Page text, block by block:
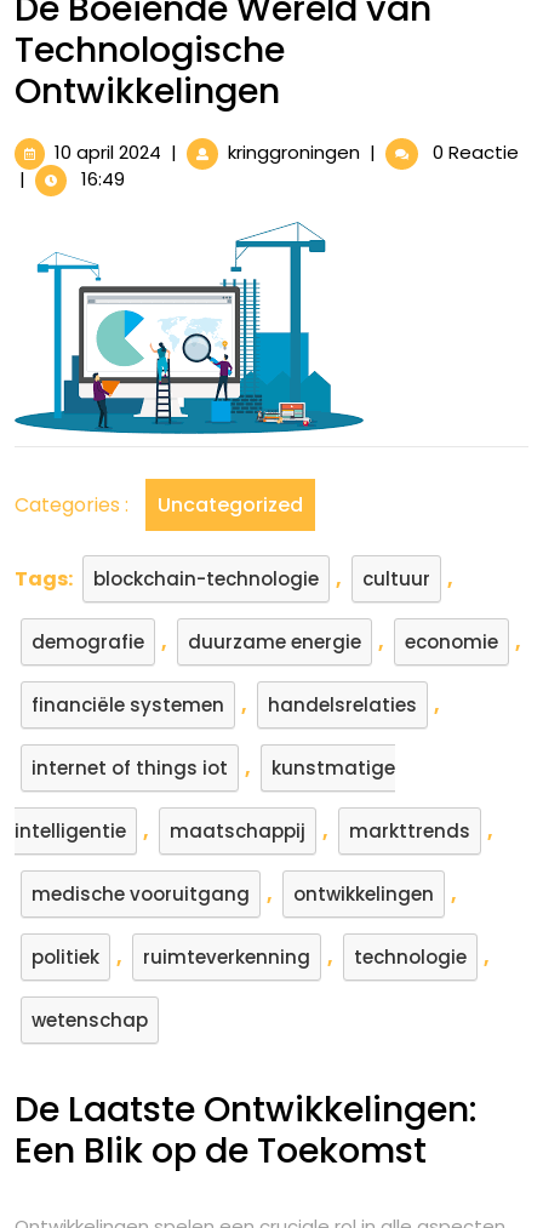
Technologische
Ontwikkelingen
10 april 2024 10
april
| kringgroningenDe
Boeiende
|
0 Reactie
|
16:49
Categories : Uncategorized
Tags: blockchain-technologie , cultuur ,
demografie , duurzame energie , economie ,
financiële systemen , handelsrelaties ,
internet of things iot , kunstmatige
intelligentie , maatschappij , markttrends ,
medische vooruitgang , ontwikkelingen ,
politiek , ruimteverkenning , technologie ,
wetenschap
De Laatste Ontwikkelingen:
Een Blik op de Toekomst